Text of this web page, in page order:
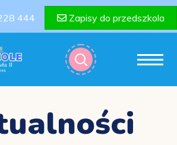
444 Zapisy do przedszkola